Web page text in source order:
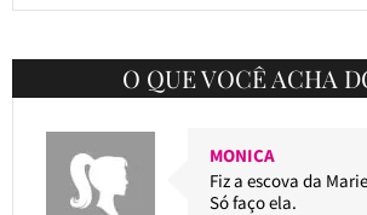
O QUE VOCÊ ACHA
MONICA
Fiz a escova da
Só faço ela.